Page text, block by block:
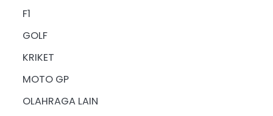
F1
GOLF
KRIKET
MOTO GP
OLAHRAGA LAIN